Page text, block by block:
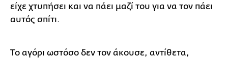
είχε χτυπήσει και να πάει μαζί του για να τον πάει
αυτός σπίτι.
Το αγόρι ωστόσο δεν τον άκουσε, αντίθετα,